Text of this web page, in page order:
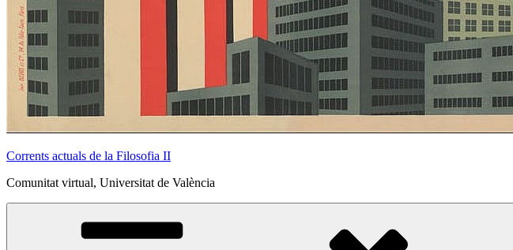
Corrents actuals de la Filosofia II
Comunitat virtual, Universitat de València